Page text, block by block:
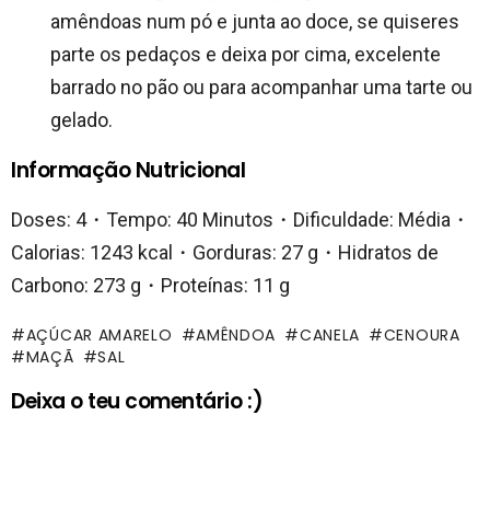
amêndoas num pó e junta ao doce, se quiseres
parte os pedaços e deixa por cima, excelente
barrado no pão ou para acompanhar uma tarte ou
gelado.
Informação Nutricional
Doses: 4・Tempo: 40 Minutos・Dificuldade: Média・
Calorias: 1243 kcal・Gorduras: 27 g・Hidratos de
Carbono: 273 g・Proteínas: 11 g
AÇÚCAR AMARELO AMÊNDOA CANELA
CENOURA
MAÇÃ
SAL
Deixa o teu comentário :)